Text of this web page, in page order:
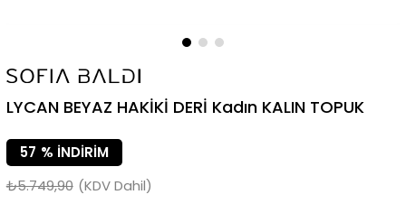
LYCAN BEYAZ HAKİKİ DERİ Kadın KALIN TOPUK
%
57
İNDIRIM
₺5.749,90 (KDV Dahil)